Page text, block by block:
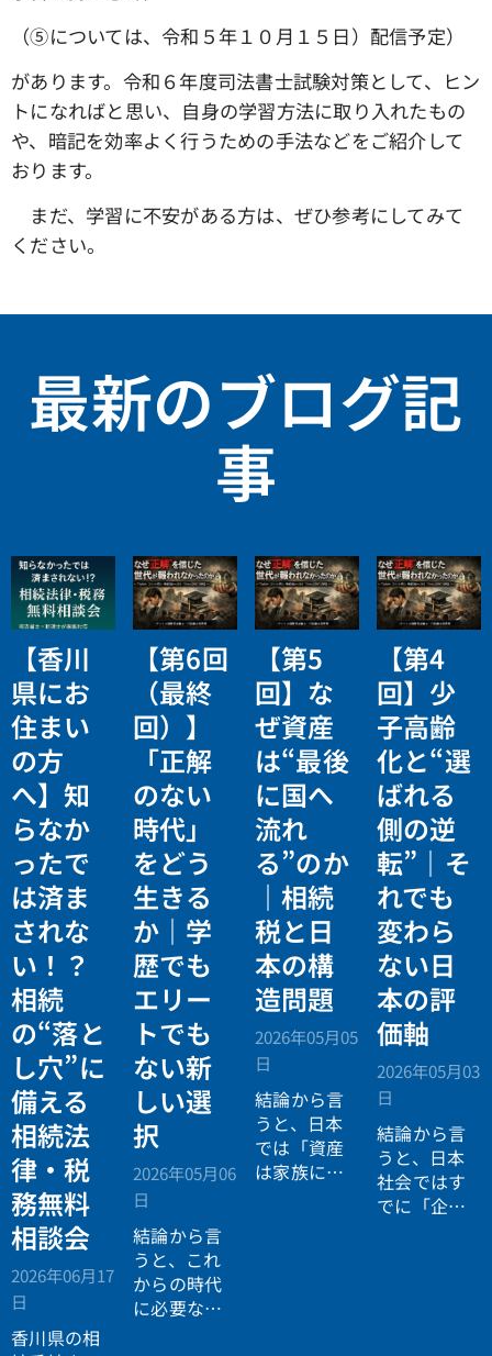
（➄については、令和５年１０月１５日）配信予定）
があります。令和６年度司法書士試験対策として、ヒン
トになればと思い、自身の学習方法に取り入れたもの
や、暗記を効率よく行うための手法などをご紹介して
おります。
まだ、学習に不安がある方は、ぜひ参考にしてみて
ください。
最新のブログ記
事
【香川
県にお
住まい
の方
へ】知
らなか
ったで
は済ま
されな
い！？
相続
の“落と
し穴”に
備える
相続法
律・税
務無料
相談会
2026年06月17
日
香川県の相
【第6回
（最終
回）】
「正解
のない
時代」
をどう
生きる
か｜学
歴でも
エリー
トでも
ない新
しい選
択
2026年05月06
日
結論から言
うと、これ
からの時代
に必要なの
【第5
回】な
ぜ資産
は“最後
に国へ
流れ
る”のか
｜相続
税と日
本の構
造問題
2026年05月05
日
結論から言
うと、日本
では「資産
は家族に引
【第4
回】少
子高齢
化と“選
ばれる
側の逆
転”｜そ
れでも
変わら
ない日
本の評
価軸
2026年05月03
日
結論から言
うと、日本
社会ではす
でに「企業